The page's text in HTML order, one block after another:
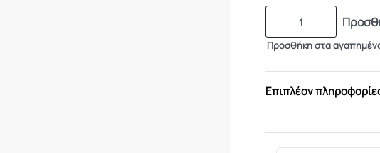
Προσθήκη στα
Επιπλέον